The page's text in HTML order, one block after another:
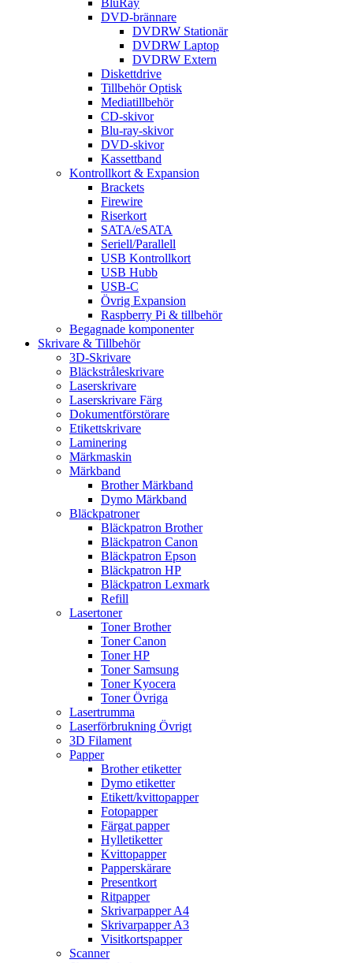
BluRay
DVD-brännare
DVDRW Stationär
DVDRW Laptop
DVDRW Extern
Diskettdrive
Tillbehör Optisk
Mediatillbehör
CD-skivor
Blu-ray-skivor
DVD-skivor
Kassettband
Kontrollkort & Expansion
Brackets
Firewire
Riserkort
SATA/eSATA
Seriell/Parallell
USB Kontrollkort
USB Hubb
USB-C
Övrig Expansion
Raspberry Pi & tillbehör
Begagnade komponenter
Skrivare & Tillbehör
3D-Skrivare
Bläckstråleskrivare
Laserskrivare
Laserskrivare Färg
Dokumentförstörare
Etikettskrivare
Laminering
Märkmaskin
Märkband
Brother Märkband
Dymo Märkband
Bläckpatroner
Bläckpatron Brother
Bläckpatron Canon
Bläckpatron Epson
Bläckpatron HP
Bläckpatron Lexmark
Refill
Lasertoner
Toner Brother
Toner Canon
Toner HP
Toner Samsung
Toner Kyocera
Toner Övriga
Lasertrumma
Laserförbrukning Övrigt
3D Filament
Papper
Brother etiketter
Dymo etiketter
Etikett/kvittopapper
Fotopapper
Färgat papper
Hylletiketter
Kvittopapper
Papperskärare
Presentkort
Ritpapper
Skrivarpapper A4
Skrivarpapper A3
Visitkortspapper
Scanner